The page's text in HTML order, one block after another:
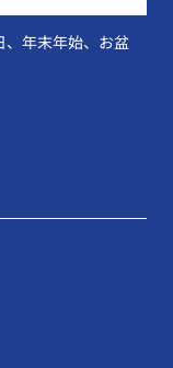
、年末年始、お盆